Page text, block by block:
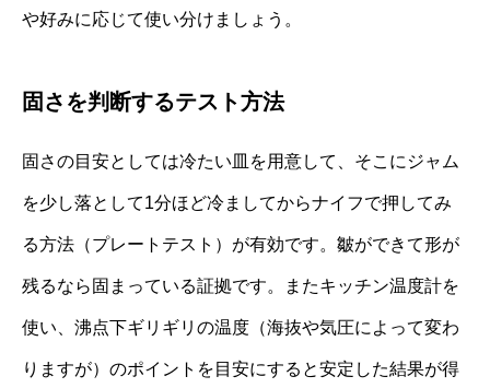
や好みに応じて使い分けましょう。
固さを判断するテスト方法
固さの目安としては冷たい皿を用意して、そこにジャム
を少し落として1分ほど冷ましてからナイフで押してみ
る方法（プレートテスト）が有効です。皺ができて形が
残るなら固まっている証拠です。またキッチン温度計を
使い、沸点下ギリギリの温度（海抜や気圧によって変わ
りますが）のポイントを目安にすると安定した結果が得